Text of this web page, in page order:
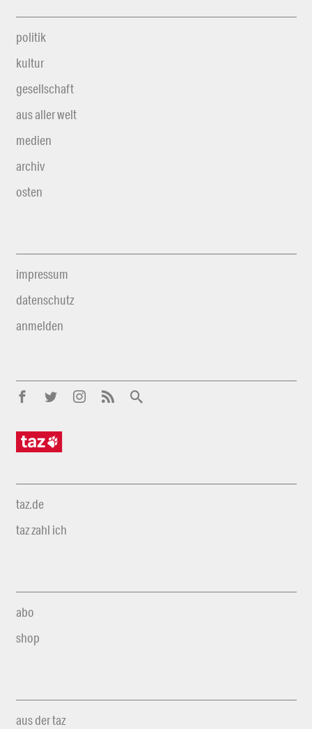
politik
kultur
gesellschaft
aus aller welt
medien
archiv
osten
impressum
datenschutz
anmelden
taz.de
taz zahl ich
abo
shop
aus der taz